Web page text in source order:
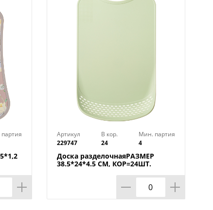
Артикул
229747
В кор.
24
Мин. партия
4
Доска разделочнаяРАЗМЕР
38.5*24*4.5 СМ, КОР=24ШТ.